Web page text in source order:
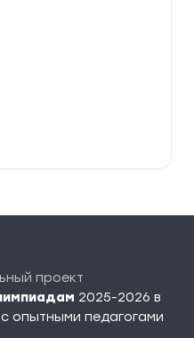
проект
2025-2026 в
c опытными педагогами